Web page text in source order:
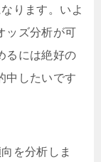
ります。いよ
ッズ分析が可
るには絶好の
中したいです
を分析しま